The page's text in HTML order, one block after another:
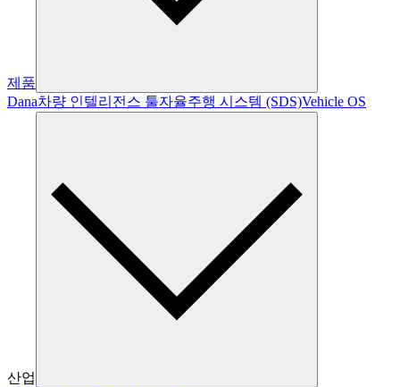
제품
Dana차량 인텔리전스 툴자율주행 시스템 (SDS)Vehicle OS
산업